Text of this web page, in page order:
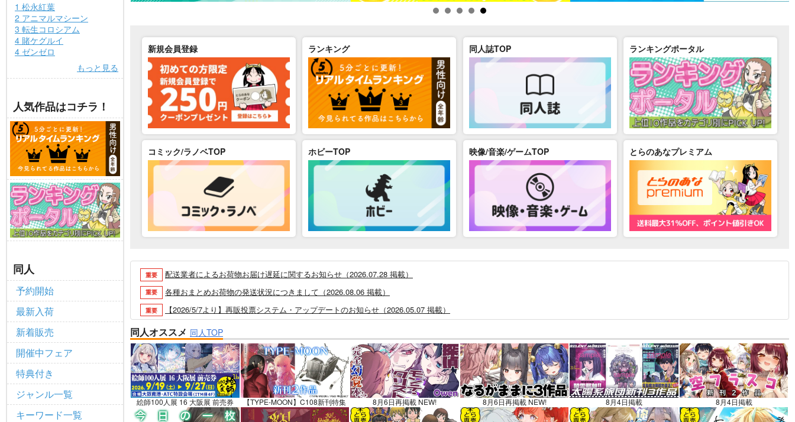
1 松永紅葉
2 アニマルマシーン
3 転生コロシアム
4 賭ケグルイ
4 ゼンゼロ
もっと見る
人気作品はコチラ！
同人
予約開始
最新入荷
新着販売
開催中フェア
特典付き
ジャンル一覧
キーワード一覧
新規会員登録 ランキング 同人誌TOP ランキングポータル
コミック/ラノベTOP ホビーTOP 映像/音楽/ゲームTOP とらのあなプレミアム
重要 配送業者によるお荷物お届け遅延に関するお知らせ（2026.07.28 掲載）
重要 各種おまとめお荷物の発送状況につきまして（2026.08.06 掲載）
重要 【2026/5/7より】再販投票システム・アップデートのお知らせ（2026.05.07 掲載）
重要 【2026/4/1より】とらのあなプレミアム、新支払い方法＆新プラン導入のお知らせ（2026.03.09 掲載）
重要 おまとめサイクル「定期便(月2)」一般会員様の利用再開のお知らせ（2026.02.05 掲載）
重要 「とらのあな×駿河屋日本橋乙女同人誌館」通販店頭受取サービス開始のお知らせ（2026.01.05 更新｜2025.12.30 掲載）
重要 【2025/12/1より】「通販ポイント⇒とらコイン変換キャンペーン」終了のお知らせ（2025.11.21 掲載）
重要 個人情報保護方針の改定について（2025.09.19 更新｜2025.08.01 掲載）
重要 ポイント付与・管理体制改定のお知らせ（2024.11.20 掲載）
同人オススメ 同人TOP
絵師100人展 16 大阪展 前売券 【TYPE-MOON】C108新刊特集 8月6日再掲載 NEW! 8月6日再掲載 NEW! 8月4日掲載 8月4日掲載